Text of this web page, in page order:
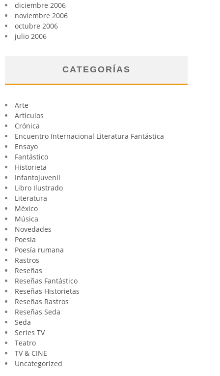
diciembre 2006
noviembre 2006
octubre 2006
julio 2006
CATEGORÍAS
Arte
Artículos
Crónica
Encuentro Internacional Literatura Fantástica
Ensayo
Fantástico
Historieta
Infantojuvenil
Libro Ilustrado
Literatura
México
Música
Novedades
Poesia
Poesía rumana
Rastros
Reseñas
Reseñas Fantástico
Reseñas Historietas
Reseñas Rastros
Reseñas Seda
Seda
Series TV
Teatro
TV & CINE
Uncategorized